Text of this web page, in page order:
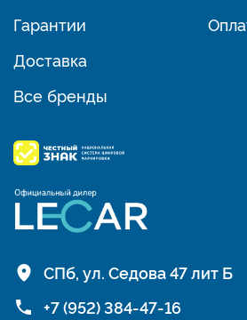
Гарантии
Доставка
Все бренды
СПб, ул. Седова 47 лит Б
+7 (952) 384-47-16